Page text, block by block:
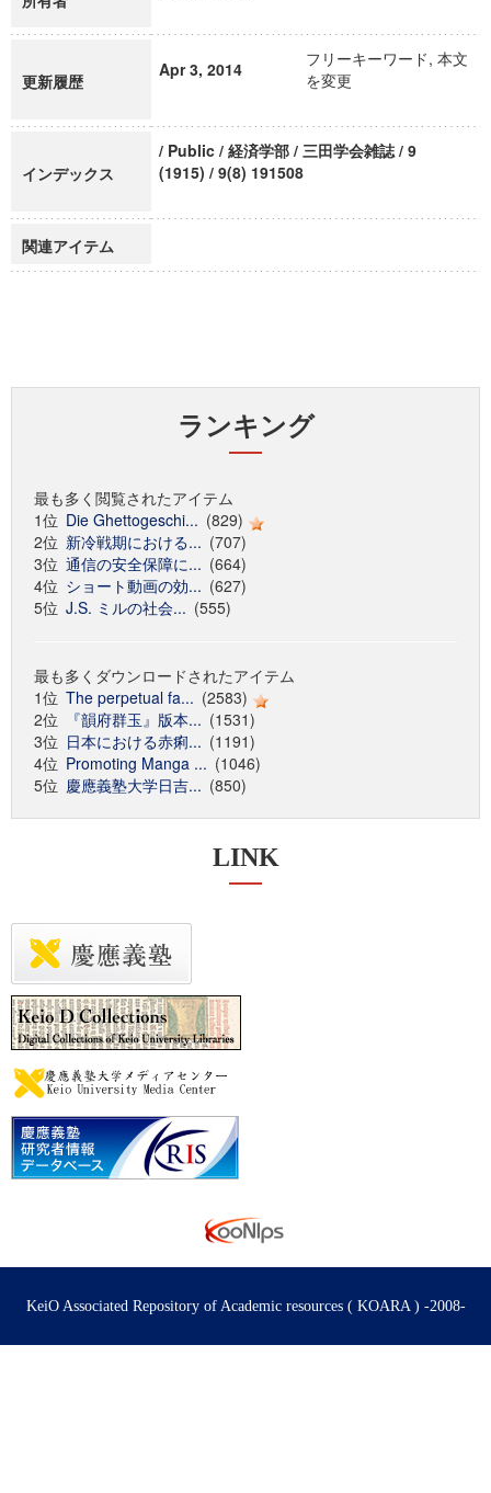
更新履歴
Apr 3, 2014
フリーキーワード, 本文
を変更
インデックス
/ Public / 経済学部 / 三田学会雑誌 / 9
(1915) / 9(8) 191508
関連アイテム
ランキング
最も多く閲覧されたアイテム
1位 Die Ghettogeschi... (829)
2位 新冷戦期における... (707)
3位 通信の安全保障に... (664)
4位 ショート動画の効... (627)
5位 J.S. ミルの社会... (555)
最も多くダウンロードされたアイテム
1位 The perpetual fa... (2583)
2位
『韻府群玉』版本... (1531)
3位 日本における赤痢... (1191)
4位 Promoting Manga ... (1046)
5位 慶應義塾大学日吉... (850)
LINK
KeiO Associated Repository of Academic resources ( KOARA ) -2008-